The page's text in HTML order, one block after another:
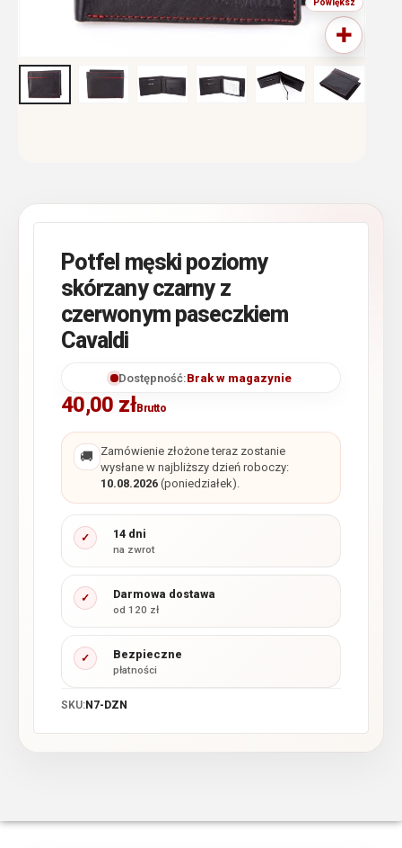
Potfel męski poziomy
skórzany czarny z
czerwonym paseczkiem
Cavaldi
Dostępność:Brak w magazynie
40,00 złBrutto
🚚 Zamówienie złożone teraz zostanie
wysłane w najbliższy dzień roboczy:
10.08.2026(poniedziałek).
✓ 14 dni
na zwrot
✓ Darmowa dostawa
od 120 zł
✓ Bezpieczne
płatności
SKU:N7-DZN